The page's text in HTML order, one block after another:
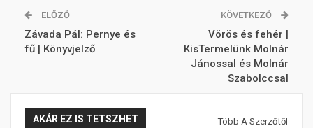
ELŐZŐ
Závada Pál: Pernye és
fű | Könyvjelző
KÖVETKEZŐ
Vörös és fehér |
KisTermelünk Molnár
Jánossal és Molnár
Szabolccsal
AKÁR EZ IS TETSZHET Több A Szerzőtől